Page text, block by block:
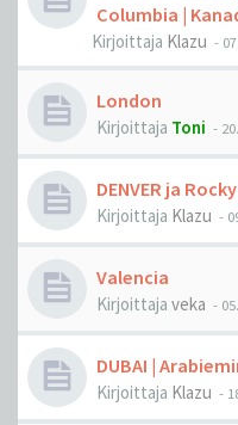
Columbia |
Kirjoittaja Klazu -
London
Kirjoittaja Toni -
DENVER ja
Kirjoittaja Klazu -
Valencia
Kirjoittaja veka -
DUBAI |
Kirjoittaja Klazu -